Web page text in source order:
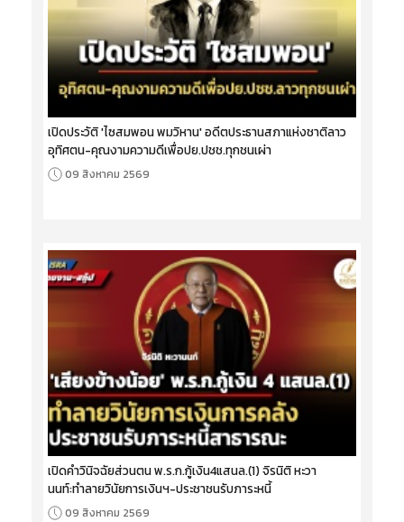
เปิดประวัติ 'ไซสมพอน พมวิหาน' อดีตประธานสภาแห่งชาติลาว
อุทิศตน-คุณงามความดีเพื่อปย.ปชช.ทุกชนเผ่า
09 สิงหาคม 2569
เปิดคำวินิจฉัยส่วนตน พ.ร.ก.กู้เงิน4แสนล.(1) จิรนิติ หะวา
นนท์:ทำลายวินัยการเงินฯ-ประชาชนรับภาระหนี้
09 สิงหาคม 2569